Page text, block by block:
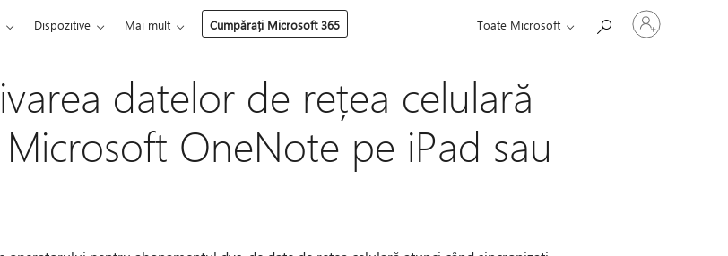
Dispozitive Mai mult Cumpărați Microsoft 365 Toate Microsoft
Conectați-
vă
datelor de rețea celulară
OneNote pe iPad sau